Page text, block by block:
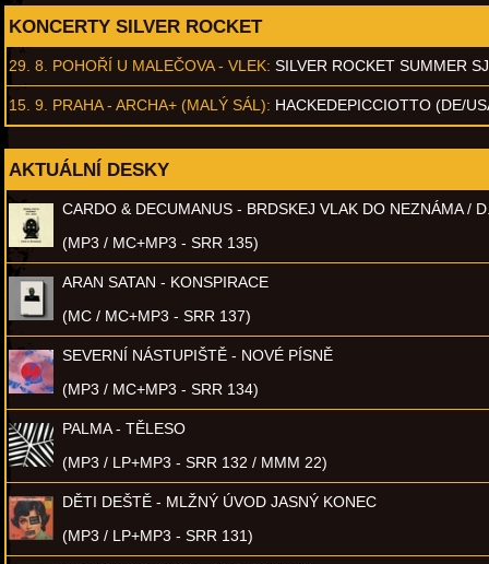
KONCERTY SILVER ROCKET
29. 8. POHOŘÍ U MALEČOVA - VLEK: SILVER ROCKET SUMMER
15. 9. PRAHA - ARCHA+ (MALÝ SÁL): HACKEDEPICCIOTTO (DE/
AKTUÁLNÍ DESKY
CARDO & DECUMANUS - BRDSKEJ VLAK DO NEZNÁMA /
(MP3 / MC+MP3 - SRR 135)
ARAN SATAN - KONSPIRACE
(MC / MC+MP3 - SRR 137)
SEVERNÍ NÁSTUPIŠTĚ - NOVÉ PÍSNĚ
(MP3 / MC+MP3 - SRR 134)
PALMA - TĚLESO
(MP3 / LP+MP3 - SRR 132 / MMM 22)
DĚTI DEŠTĚ - MLŽNÝ ÚVOD JASNÝ KONEC
(MP3 / LP+MP3 - SRR 131)